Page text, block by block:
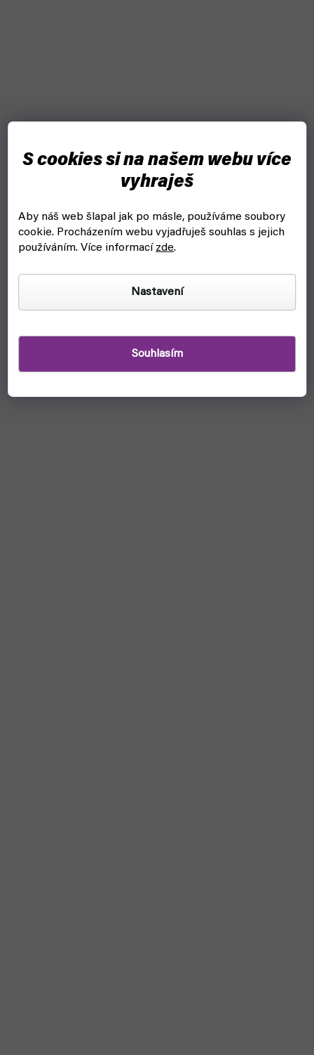
S cookies si na našem webu více
vyhraješ
Aby náš web šlapal jak po másle, používáme soubory
cookie. Procházením webu vyjadřuješ souhlas s jejich
používáním. Více informacízde.
Nastavení
Souhlasím